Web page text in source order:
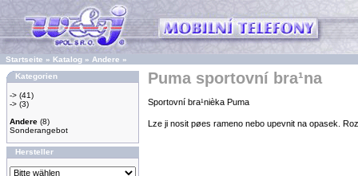
Startseite » Katalog » Andere »
Kategorien
-> (41)
-> (3)
Andere (8)
Sonderangebot
Hersteller
Puma sportovní bra¹na
Sportovní bra¹nièka Puma
Lze ji nosit pøes rameno nebo upevnit na opasek.